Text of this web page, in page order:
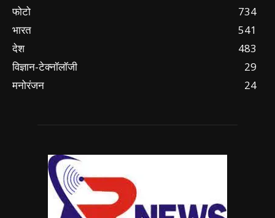
फोटो
734
भारत
541
देश
483
विज्ञान-टेक्नॉलॉजी
29
मनोरंजन
24